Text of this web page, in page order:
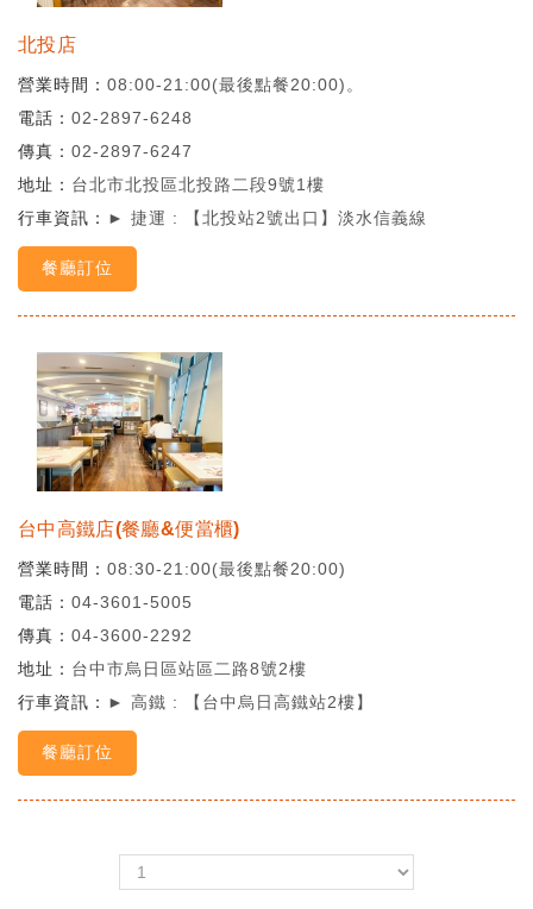
北投店
營業時間
08:00-21:00(最後點餐20:00)。
電話
02-2897-6248
傳真
02-2897-6247
地址
台北市北投區北投路二段9號1樓
行車資訊
► 捷運 : 【北投站2號出口】淡水信義線
餐廳訂位
台中高鐵店(餐廳&便當櫃)
營業時間
08:30-21:00(最後點餐20:00)
電話
04-3601-5005
傳真
04-3600-2292
地址
台中市烏日區站區二路8號2樓
行車資訊
► 高鐵 : 【台中烏日高鐵站2樓】
餐廳訂位